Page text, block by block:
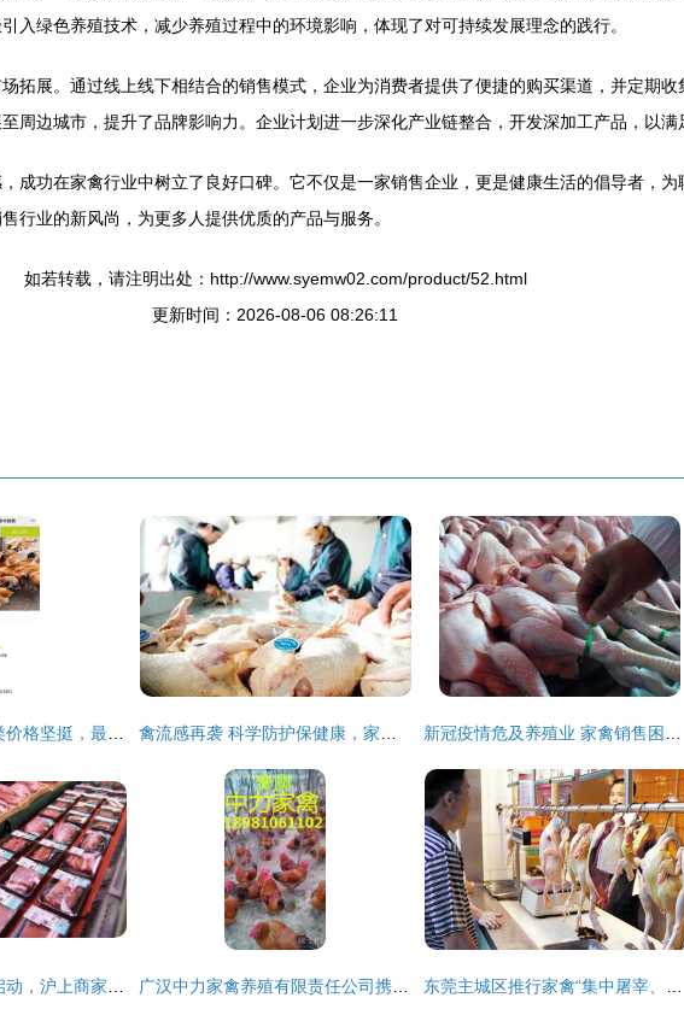
入绿色养殖技术，减少养殖过程中的环境影响，体现了对可持续发展理念的践行。
拓展。通过线上线下相结合的销售模式，企业为消费者提供了便捷的购买渠道，并定期
周边城市，提升了品牌影响力。企业计划进一步深化产业链整合，开发深加工产品，以满
成功在家禽行业中树立了良好口碑。它不仅是一家销售企业，更是健康生活的倡导者，
行业的新风尚，为更多人提供优质的产品与服务。
如若转载，请注明出处：http://www.syemw02.com/product/52.html
更新时间：2026-08-06 08:26:11